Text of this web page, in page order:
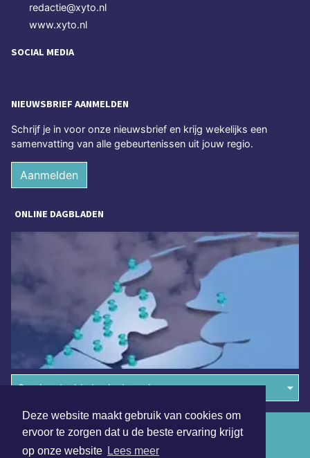
Deze website maakt gebruik van cookies om
ervoor te zorgen dat u de beste ervaring krijgt
op onze website Lees meer
redactie@xyto.nl
www.xyto.nl
SOCIAL MEDIA
NIEUWSBRIEF AANMELDEN
Schrijf je in voor onze nieuwsbrief en krijg wekelijks een
samenvatting van alle gebeurtenissen uit jouw regio.
Aanmelden
ONLINE DAGBLADEN
Overige dagbladen in de regio
Algemene voorwaarden
Disclaimer